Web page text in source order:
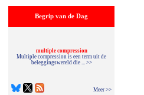
Begrip van de Dag
Meer >>
multiple compression
Multiple compression is een term uit de
beleggingswereld die ... >>